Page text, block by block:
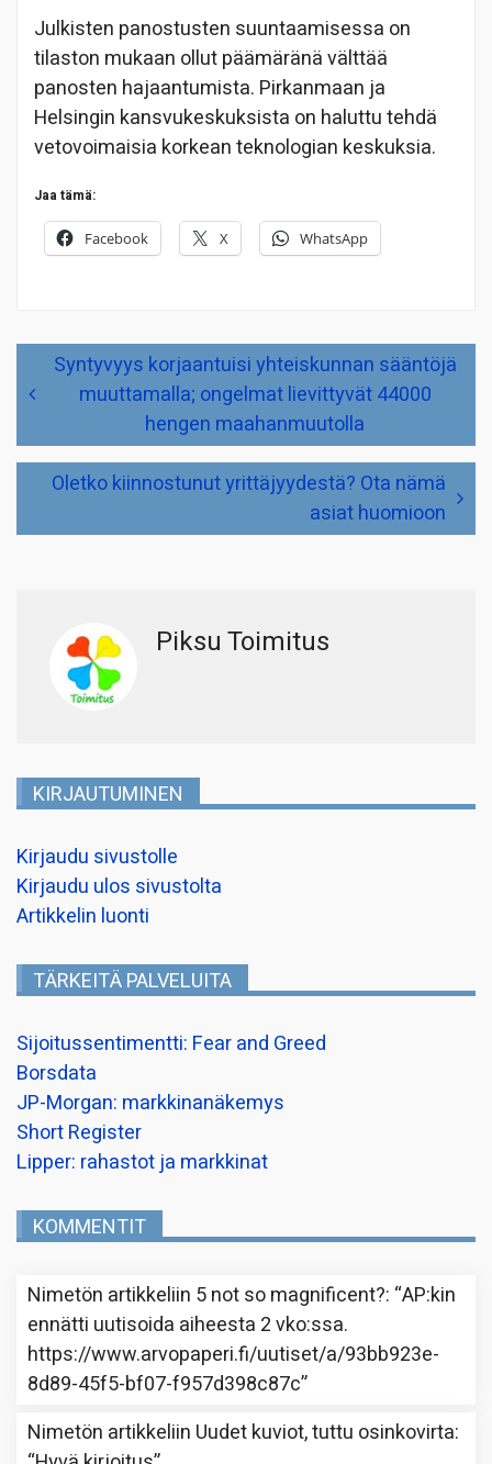
Julkisten panostusten suuntaamisessa on
tilaston mukaan ollut päämäränä välttää
panosten hajaantumista. Pirkanmaan ja
Helsingin kansvukeskuksista on haluttu tehdä
vetovoimaisia korkean teknologian keskuksia.
Jaa tämä:
Facebook X WhatsApp
Artikkelien
selausSyntyvyys korjaantuisi yhteiskunnan sääntöjä
muuttamalla; ongelmat lievittyvät 44000
hengen maahanmuutolla
Oletko kiinnostunut yrittäjyydestä? Ota nämä
asiat huomioon
Piksu Toimitus
KIRJAUTUMINEN
Kirjaudu sivustolle
Kirjaudu ulos sivustolta
Artikkelin luonti
TÄRKEITÄ PALVELUITA
Sijoitussentimentti: Fear and Greed
Borsdata
JP-Morgan: markkinanäkemys
Short Register
Lipper: rahastot ja markkinat
KOMMENTIT
Nimetön artikkeliin 5 not so magnificent?: “AP:kin
ennätti uutisoida aiheesta 2 vko:ssa.
https://www.arvopaperi.fi/uutiset/a/93bb923e-
8d89-45f5-bf07-f957d398c87c”
Nimetön artikkeliin Uudet kuviot, tuttu osinkovirta: